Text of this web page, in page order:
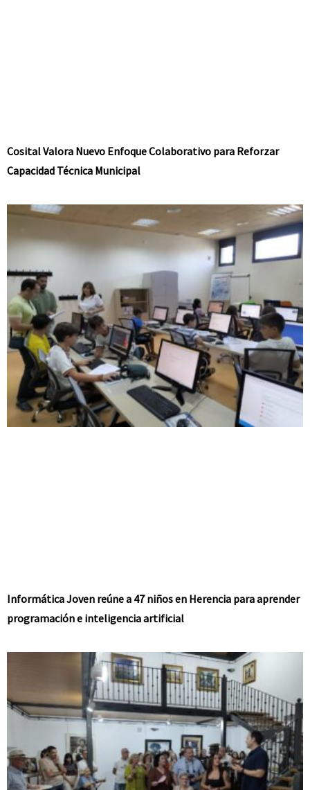
Cosital Valora Nuevo Enfoque Colaborativo para Reforzar
Capacidad Técnica Municipal
Informática Joven reúne a 47 niños en Herencia para aprender
programación e inteligencia artificial